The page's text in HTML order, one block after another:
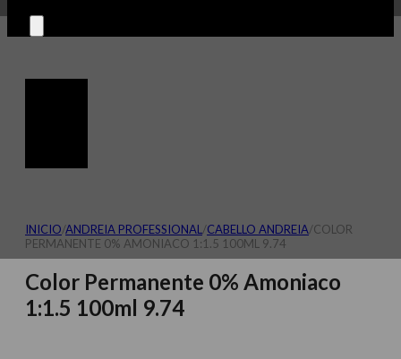
INICIO/ANDREIA PROFESSIONAL /CABELLO ANDREIA/COLOR
PERMANENTE 0% AMONIACO 1:1.5 100ML 9.74
Color Permanente 0% Amoniaco
1:1.5 100ml 9.74